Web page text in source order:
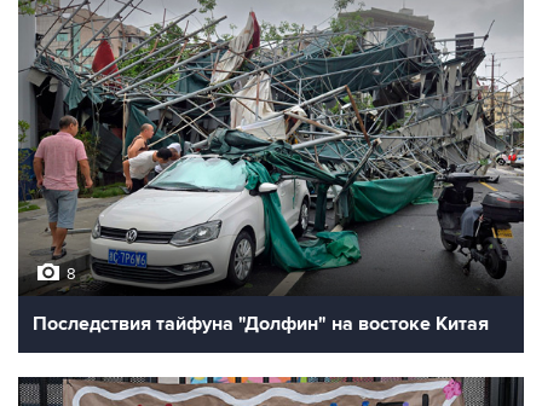
8
Последствия тайфуна "Долфин" на востоке Китая